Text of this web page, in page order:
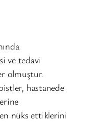
ve tedavi
olmuştur.
hastanede
nüks ettiklerini